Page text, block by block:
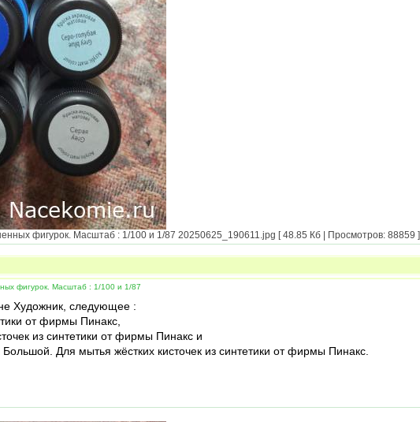
фигурок. Масштаб : 1/100 и 1/87 20250625_190611.jpg [ 48.85 Кб | Просмотров: 88859 ]
фигурок. Масштаб : 1/100 и 1/87
Художник, следующее :
от фирмы Пинакс,
из синтетики от фирмы Пинакс и
Для мытья жёстких кисточек из синтетики от фирмы Пинакс.